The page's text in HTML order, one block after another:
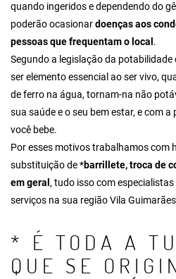
quando ingeridos e dependendo do
poderão ocasionardoenças aos
pessoas que frequentam o local .
Segundo a legislação da potabilidade
ser elemento essencial ao ser vivo,
de ferro na água, tornam-na não
sua saúde e o seu bem estar, e com
você bebe.
Por esses motivos trabalhamos com
substituição de *barrillete, troca de
em geral , tudo isso com
serviços na sua região Vila
* É TODA A
QUE SE